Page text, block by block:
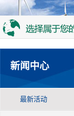
新闻中心
最新活动